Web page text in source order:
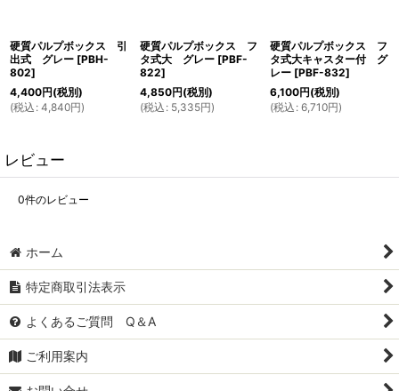
硬質パルプボックス 引
出式 グレー [PBH-
802]
4,400円(税別)
(税込 : 4,840円)
硬質パルプボックス フ
タ式大 グレー [PBF-
822]
4,850円(税別)
(税込 : 5,335円)
硬質パルプボックス フ
タ式大キャスター付 グ
レー [PBF-832]
6,100円(税別)
(税込 : 6,710円)
レビュー
0件のレビュー
ホーム
特定商取引法表示
よくあるご質問 Q＆A
ご利用案内